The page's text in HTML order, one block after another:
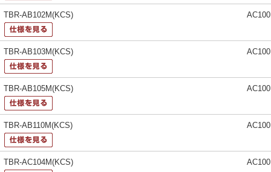
TBR-AB102M(KCS)
TBR-AB103M(KCS)
TBR-AB105M(KCS)
TBR-AB110M(KCS)
TBR-AC104M(KCS)